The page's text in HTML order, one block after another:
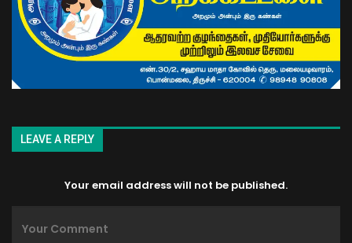
LEAVE A REPLY
Your email address will not be published.